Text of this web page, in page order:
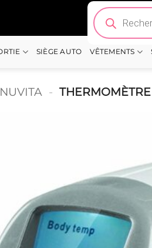
Recherche
de
produits
SIÈGE AUTO VÊTEMENTS
NUVITA -